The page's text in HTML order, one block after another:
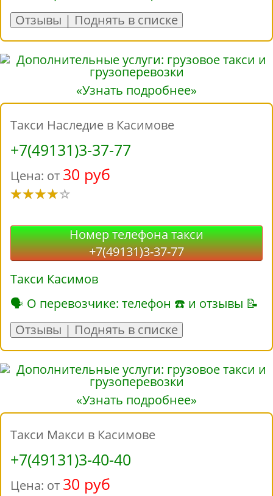
Отзывы | Поднять в списке
«Узнать подробнее»
Такси Наследие в Касимове
+7(49131)3-37-77
Цена: от 30 руб
Номер телефона такси
+7(49131)3-37-77
Такси Касимов
🗣 О перевозчике: телефон ☎ и отзывы 📝
Отзывы | Поднять в списке
«Узнать подробнее»
Такси Макси в Касимове
+7(49131)3-40-40
Цена: от 30 руб